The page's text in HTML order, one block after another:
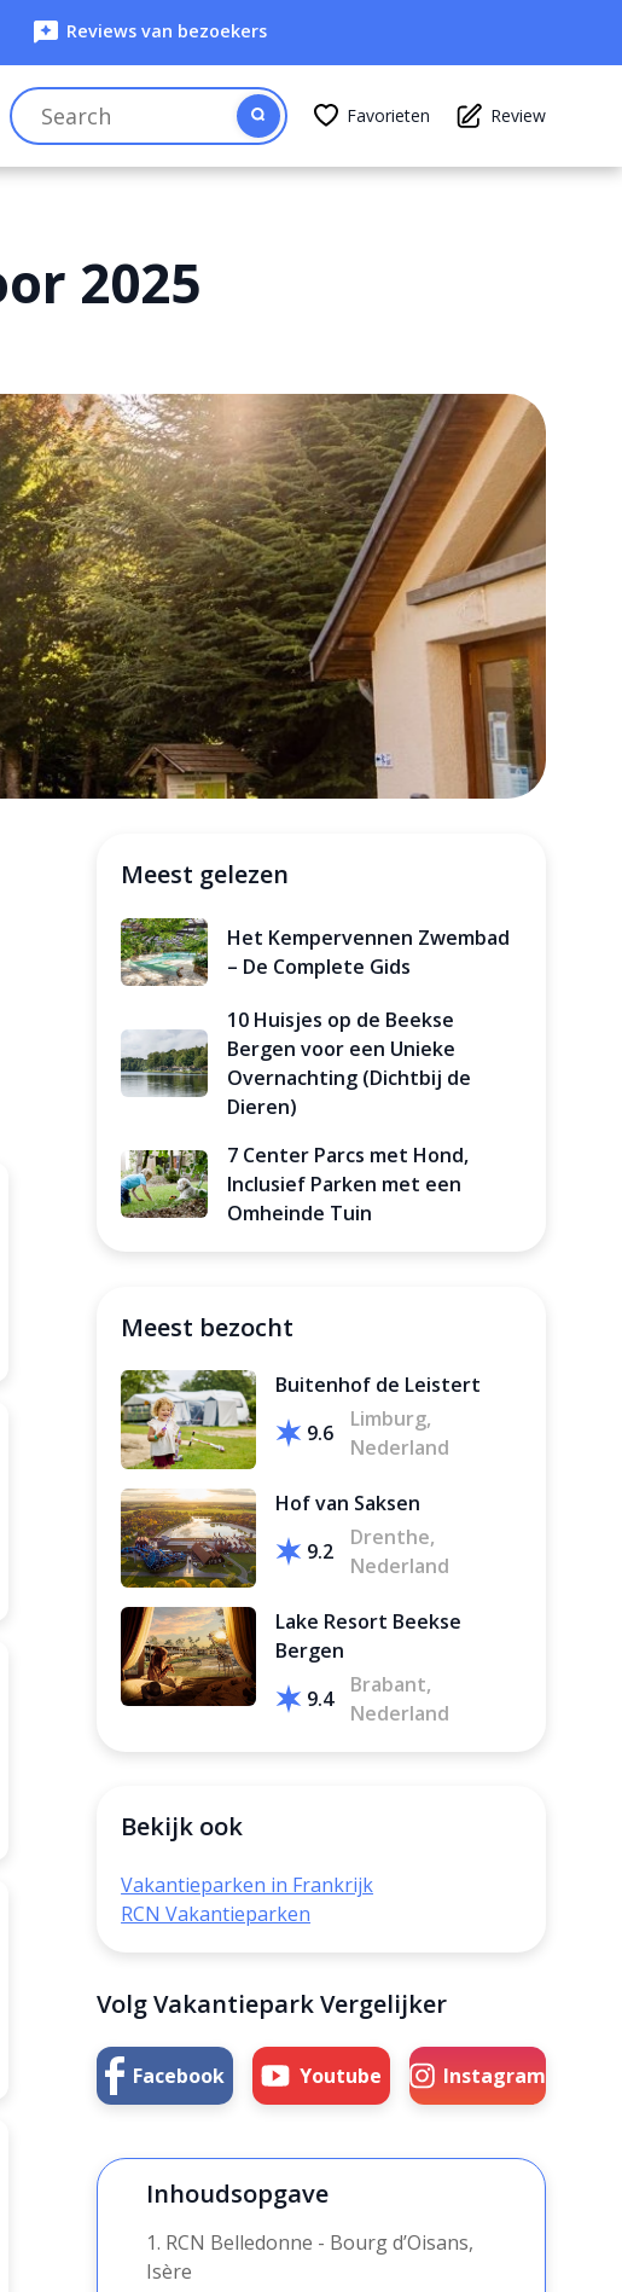
Reviews van bezoekers
Favorieten Review
2025
Meest gelezen
Het Kempervennen Zwembad
– De Complete Gids
10 Huisjes op de Beekse
Bergen voor een Unieke
Overnachting (Dichtbij de
Dieren)
7 Center Parcs met Hond,
Inclusief Parken met een
Omheinde Tuin
Meest bezocht
Buitenhof de Leistert
9.6
Limburg,
Nederland
Hof van Saksen
9.2
Drenthe,
Nederland
Lake Resort Beekse
Bergen
9.4
Brabant,
Nederland
Bekijk ook
Vakantieparken in Frankrijk
RCN Vakantieparken
Volg Vakantiepark Vergelijker
Facebook Youtube Instagram
Inhoudsopgave
1. RCN Belledonne - Bourg d’Oisans,
Isère